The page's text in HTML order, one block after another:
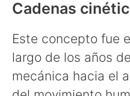
Cadenas
Este concepto fue
largo de los años
mecánica hacia el